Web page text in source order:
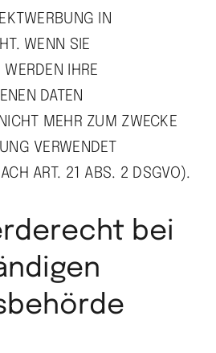
IN
WENN SIE
IHRE
DATEN
MEHR ZUM ZWECKE
VERWENDET
ART. 21 ABS. 2 DSGVO).
bei